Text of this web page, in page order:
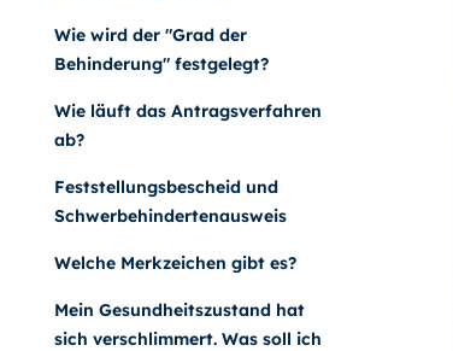
Wie wird der "Grad der
Behinderung" festgelegt?
Wie läuft das Antragsverfahren
ab?
Feststellungsbescheid und
Schwerbehindertenausweis
Welche Merkzeichen gibt es?
Mein Gesundheitszustand hat
sich verschlimmert. Was soll ich